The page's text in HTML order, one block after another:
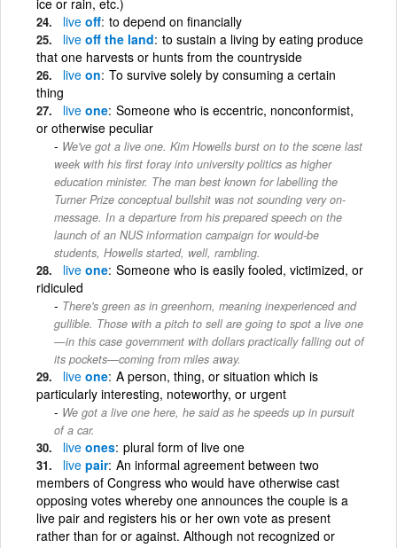
live off to depend on financially
live off the land to sustain a living by eating produce
that one harvests or hunts from the countryside
live on To survive solely by consuming a certain
thing
live one Someone who is eccentric, nonconformist,
or otherwise peculiar
We've got a live one. Kim Howells burst on to the scene last
week with his first foray into university politics as higher
education minister. The man best known for labelling the
Turner Prize conceptual bullshit was not sounding very on-
message. In a departure from his prepared speech on the
launch of an NUS information campaign for would-be
students, Howells started, well, rambling.
live one Someone who is easily fooled, victimized, or
ridiculed
There's green as in greenhorn, meaning inexperienced and
gullible. Those with a pitch to sell are going to spot a live one
—in this case government with dollars practically falling out of
its pockets—coming from miles away.
live one A person, thing, or situation which is
particularly interesting, noteworthy, or urgent
We got a live one here, he said as he speeds up in pursuit
of a car.
live ones plural form of live one
live pair An informal agreement between two
members of Congress who would have otherwise cast
opposing votes whereby one announces the couple is a
live pair and registers his or her own vote as present
rather than for or against. Although not recognized or